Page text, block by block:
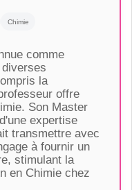
Chimie
comme
la
offre
Son Master
expertise
transmettre avec
à fournir un
stimulant la
en Chimie chez